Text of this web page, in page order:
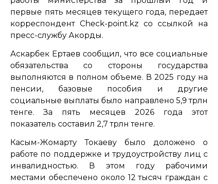
первые пять месяцев текущего года, передает
корреспондент Check-point.kz со ссылкой на
пресс-службу Акорды.
Аскарбек Ертаев сообщил, что все социальные
обязательства со стороны государства
выполняются в полном объеме. В 2025 году на
пенсии, базовые пособия и другие
социальные выплаты было направлено 5,9 трлн
тенге. За пять месяцев 2026 года этот
показатель составил 2,7 трлн тенге.
Касым-Жомарту Токаеву было доложено о
работе по поддержке и трудоустройству лиц с
инвалидностью. В этом году рабочими
местами обеспечено около 12 тысяч граждан с